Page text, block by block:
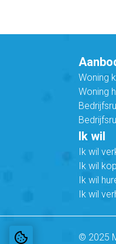
Woning
Woning
Ik wil
Ik wil
Ik wil
Ik wil
Ik wil
© 2025